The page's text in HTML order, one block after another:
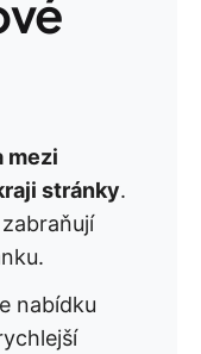
mezi
stránky.
nabídku